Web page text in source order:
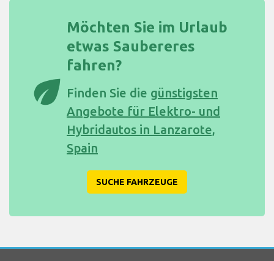
eco
Möchten Sie im Urlaub
etwas Saubereres
fahren?
Finden Sie die günstigsten
Angebote für Elektro- und
Hybridautos in Lanzarote,
Spain
SUCHE FAHRZEUGE